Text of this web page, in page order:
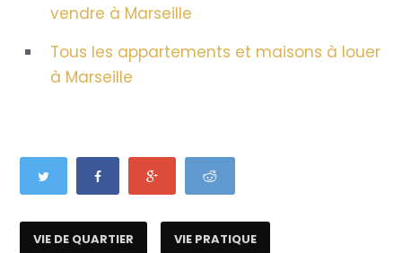
vendre à Marseille
Tous les appartements et maisons à louer
à Marseille
VIE DE QUARTIER VIE PRATIQUE